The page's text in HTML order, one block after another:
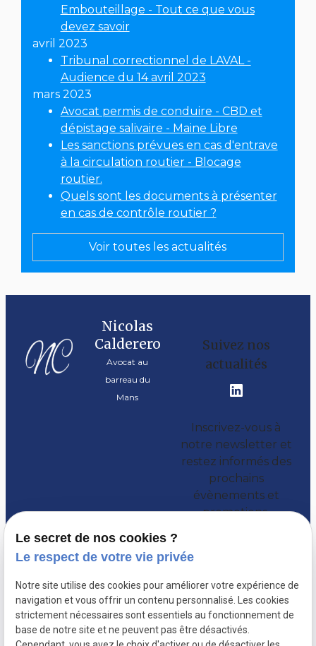
Embouteillage - Tout ce que vous
devez savoir
avril 2023
Tribunal correctionnel de LAVAL -
Audience du 14 avril 2023
mars 2023
Avocat permis de conduire - CBD et
dépistage salivaire - Maine Libre
Les sanctions prévues en cas d'entrave
à la circulation routier - Blocage
routier.
Quels sont les documents à présenter
en cas de contrôle routier ?
Voir toutes les actualités
Nicolas
Calderero
Avocat au
barreau du
Mans
Suivez nos
actualités
Inscrivez-vous à
notre newsletter et
restez informés des
prochains
évènements et
promotions.
Le secret de nos cookies ?
Le respect de votre vie privée
Notre site utilise des cookies pour améliorer votre expérience de
navigation et vous offrir un contenu personnalisé. Les cookies
strictement nécessaires sont essentiels au fonctionnement de
base de notre site et ne peuvent pas être désactivés.